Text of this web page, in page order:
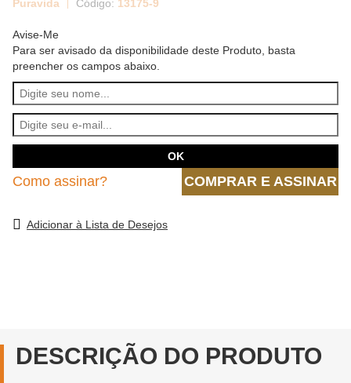
Puravida 13175-9
Avise-Me
Para ser avisado da disponibilidade deste Produto, basta
preencher os campos abaixo.
Como assinar? COMPRAR E ASSINAR
Adicionar à Lista de Desejos
DESCRIÇÃO DO PRODUTO